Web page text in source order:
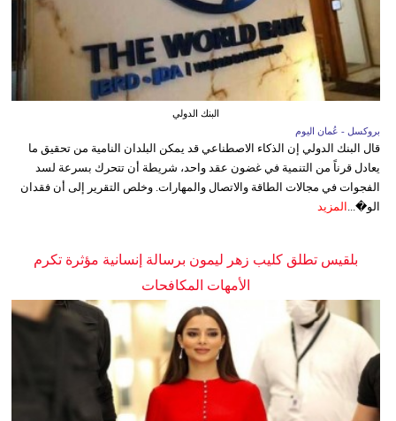
البنك الدولي
بروكسل - عُمان اليوم
قال البنك الدولي إن الذكاء الاصطناعي قد يمكن البلدان النامية من تحقيق ما
يعادل قرناً من التنمية في غضون عقد واحد، شريطة أن تتحرك بسرعة لسد
الفجوات في مجالات الطاقة والاتصال والمهارات. وخلص التقرير إلى أن فقدان
الو�...
المزيد
بلقيس تطلق كليب زهر ليمون برسالة إنسانية مؤثرة تكرم
الأمهات المكافحات